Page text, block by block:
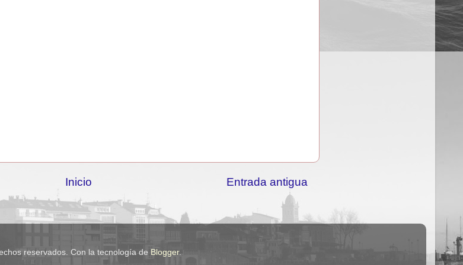
Entrada antigua
Inicio
reservados. Con la tecnología de Blogger.